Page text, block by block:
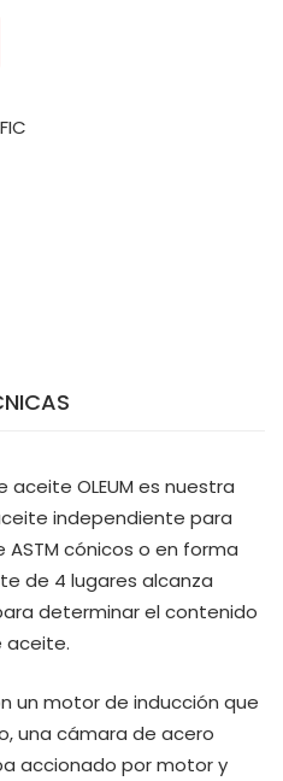
OLEUM es nuestra
independiente para
cónicos o en forma
de 4 lugares alcanza
determinar el contenido
aceite.
un motor de inducción que
una cámara de acero
accionado por motor y